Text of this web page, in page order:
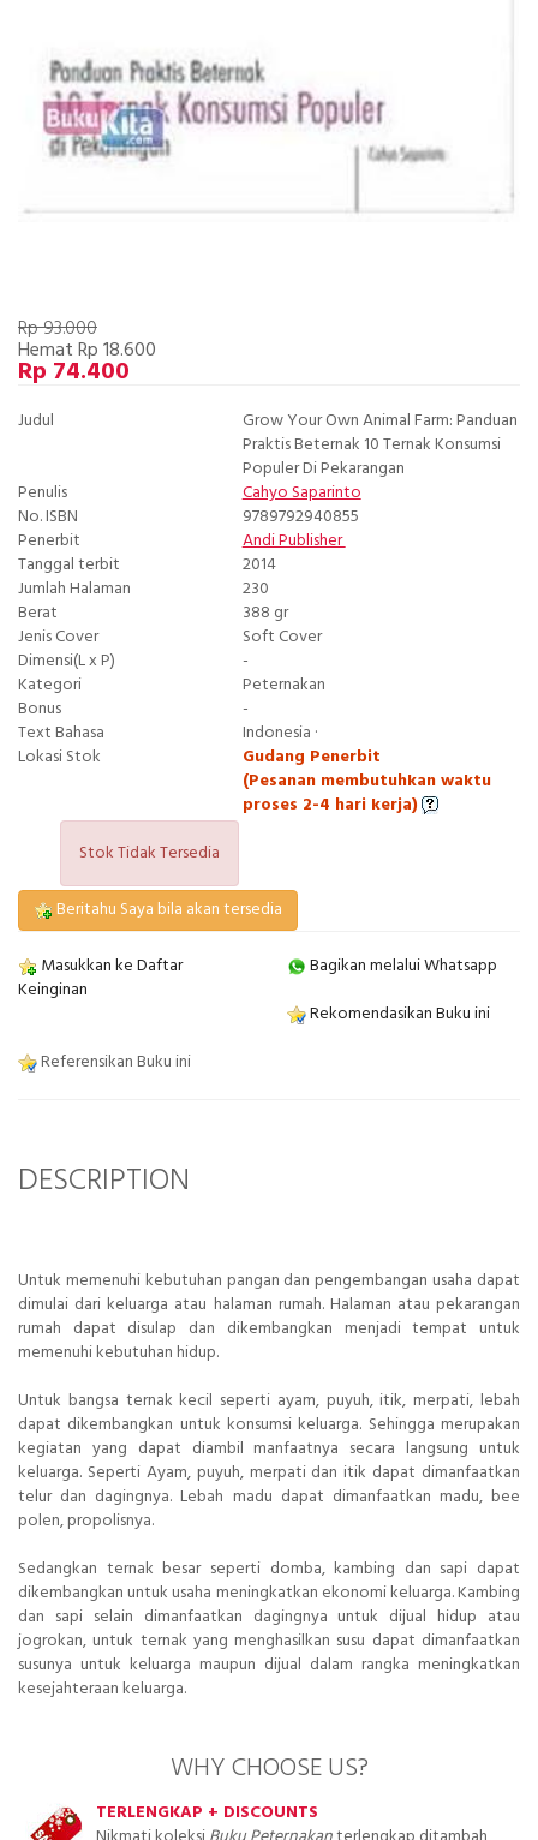
Rp 93.000
Hemat Rp 18.600
Rp 74.400
Judul
Grow Your Own Animal Farm: Panduan
Praktis Beternak 10 Ternak Konsumsi
Populer Di Pekarangan
Penulis
Cahyo Saparinto
No. ISBN
9789792940855
Penerbit
Andi Publisher
Tanggal terbit
2014
Jumlah Halaman
230
Berat
388 gr
Jenis Cover
Soft Cover
Dimensi(L x P)
-
Kategori
Peternakan
Bonus
-
Text Bahasa
Indonesia ·
Lokasi Stok
Gudang Penerbit
(Pesanan membutuhkan waktu
proses 2-4 hari kerja)
Stok Tidak Tersedia
Beritahu Saya bila akan tersedia
Masukkan ke Daftar
Keinginan
Bagikan melalui Whatsapp
Rekomendasikan Buku ini
Referensikan Buku ini
DESCRIPTION
Untuk memenuhi kebutuhan pangan dan pengembangan usaha dapat
dimulai dari keluarga atau halaman rumah. Halaman atau pekarangan
rumah dapat disulap dan dikembangkan menjadi tempat untuk
memenuhi kebutuhan hidup.
Untuk bangsa ternak kecil seperti ayam, puyuh, itik, merpati, lebah
dapat dikembangkan untuk konsumsi keluarga. Sehingga merupakan
kegiatan yang dapat diambil manfaatnya secara langsung untuk
keluarga. Seperti Ayam, puyuh, merpati dan itik dapat dimanfaatkan
telur dan dagingnya. Lebah madu dapat dimanfaatkan madu, bee
polen, propolisnya.
Sedangkan ternak besar seperti domba, kambing dan sapi dapat
dikembangkan untuk usaha meningkatkan ekonomi keluarga. Kambing
dan sapi selain dimanfaatkan dagingnya untuk dijual hidup atau
jogrokan, untuk ternak yang menghasilkan susu dapat dimanfaatkan
susunya untuk keluarga maupun dijual dalam rangka meningkatkan
kesejahteraan keluarga.
WHY CHOOSE US?
TERLENGKAP + DISCOUNTS